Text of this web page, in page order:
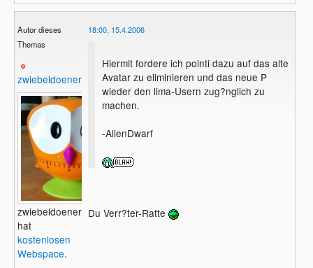
Autor dieses
Themas
zwiebeldoener
zwiebeldoener
hat
kostenlosen
Webspace.
18:00, 15.4.2006
Hiermit fordere ich pointi dazu auf das alte
Avatar zu eliminieren und das neue P
wieder den lima-Usern zug?nglich zu
machen.
-AlienDwarf
Du Verr?ter-Ratte